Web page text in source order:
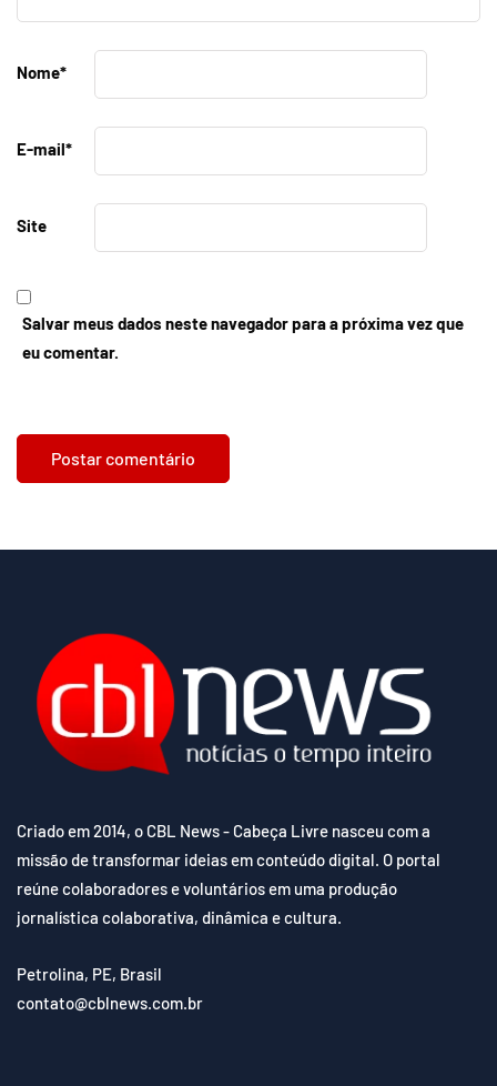
Nome*
E-mail*
Site
Salvar meus dados neste navegador para a próxima vez que
eu comentar.
Criado em 2014, o CBL News - Cabeça Livre nasceu com a
missão de transformar ideias em conteúdo digital. O portal
reúne colaboradores e voluntários em uma produção
jornalística colaborativa, dinâmica e cultura.
Petrolina, PE, Brasil
contato@cblnews.com.br